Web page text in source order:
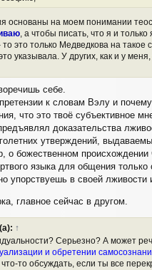
основаны на моем понимании
, а чтобы писать, что я и только
это только Медведкова на такое
указывала. У других, как и у
себе.
к словам Вэлу и
что это твоё субъективное
доказательства
утверждений,
о божественном
языка для общения только
упорствуешь в своей лживости
главное сейчас в другом.
↑
Серьезно? А может
и обретении
то обсуждать, если ты все